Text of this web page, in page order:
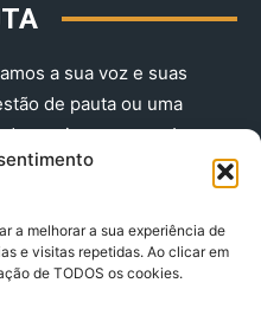
a melhorar a sua experiência de
e visitas repetidas. Ao clicar em
de TODOS os cookies.
a sua voz e suas
de pauta ou uma
envie-nos agora!